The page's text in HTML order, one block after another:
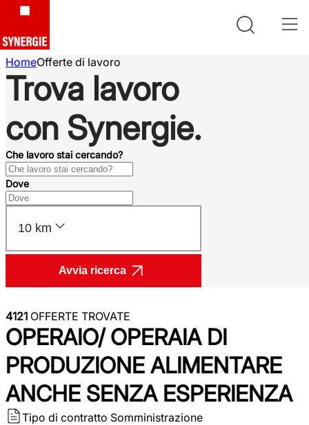
HomeOfferte di lavoro
Trova lavoro
con Synergie.
Che lavoro stai cercando?
Dove
10 km
Avvia ricerca
4121 OFFERTE TROVATE
OPERAIO/ OPERAIA DI
PRODUZIONE ALIMENTARE
ANCHE SENZA ESPERIENZA
Tipo di contratto Somministrazione